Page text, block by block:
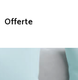
Offerte